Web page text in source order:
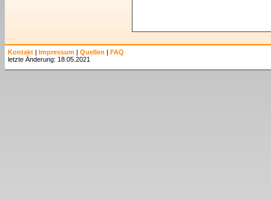
Kontakt | Impressum | Quellen | FAQ
letzte Änderung: 18.05.2021